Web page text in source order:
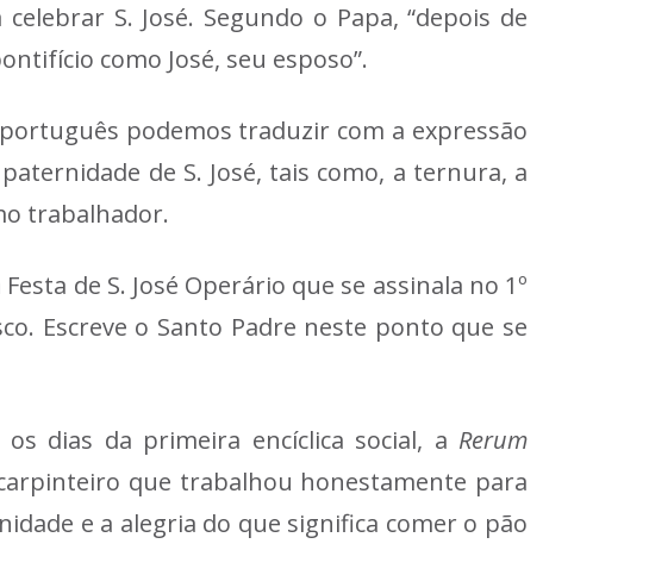
S. José. Segundo o Papa, “depois de
como José, seu esposo”.
podemos traduzir com a expressão
de S. José, tais como, a ternura, a
trabalhador.
de S. José Operário que se assinala no 1º
Escreve o Santo Padre neste ponto que se
dias da primeira encíclica social, a Rerum
que trabalhou honestamente para
e a alegria do que significa comer o pão